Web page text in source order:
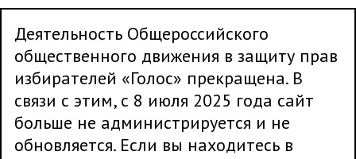
Деятельность Общероссийского
общественного движения в защиту прав
избирателей «Голос» прекращена. В
связи с этим, с 8 июля 2025 года сайт
больше не администрируется и не
обновляется. Если вы находитесь в